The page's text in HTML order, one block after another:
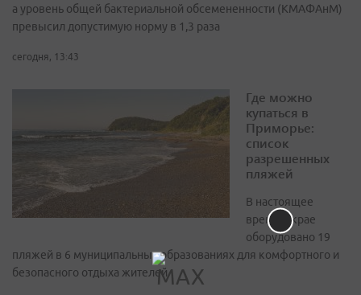
а уровень общей бактериальной обсемененности (КМАФАнМ)
превысил допустимую норму в 1,3 раза
сегодня, 13:43
Где можно
купаться в
Приморье:
список
разрешенных
пляжей
В настоящее
время в крае
оборудовано 19
пляжей в 6 муниципальных образованиях для комфортного и
безопасного отдыха жителей